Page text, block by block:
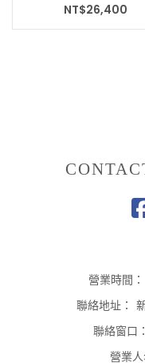
NT$26,400
營業時間：
聯絡地址：
聯絡窗口：
營業人